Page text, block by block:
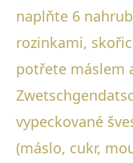
naplňte 6
rozinkami,
potřete máslem
vypeckované
(máslo, cukr,